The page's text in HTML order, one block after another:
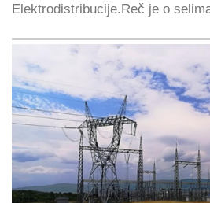
Elektrodistribucije.Reč je o